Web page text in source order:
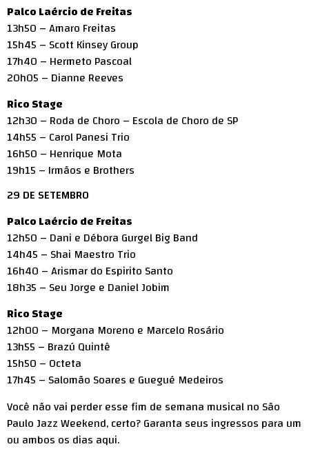
Palco Laércio de Freitas
13h50 – Amaro Freitas
15h45 – Scott Kinsey Group
17h40 – Hermeto Pascoal
20h05 – Dianne Reeves
Rico Stage
12h30 – Roda de Choro – Escola de Choro de SP
14h55 – Carol Panesi Trio
16h50 – Henrique Mota
19h15 – Irmãos e Brothers
29 DE SETEMBRO
Palco Laércio de Freitas
12h50 – Dani e Débora Gurgel Big Band
14h45 – Shai Maestro Trio
16h40 – Arismar do Espirito Santo
18h35 – Seu Jorge e Daniel Jobim
Rico Stage
12h00 – Morgana Moreno e Marcelo Rosário
13h55 – Brazú Quintê
15h50 – Octeta
17h45 – Salomão Soares e Guegué Medeiros
Você não vai perder esse fim de semana musical no São
Paulo Jazz Weekend, certo? Garanta seus ingressos para um
ou ambos os dias aqui.